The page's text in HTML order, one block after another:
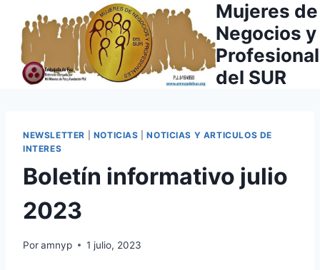
contenido
Mujeres de
Negocios y
del SUR
NEWSLETTER NOTICIAS |NOTICIAS Y ARTICULOS DE
INTERES
Boletín informativo julio
2023
Poramnyp 1 julio, 2023